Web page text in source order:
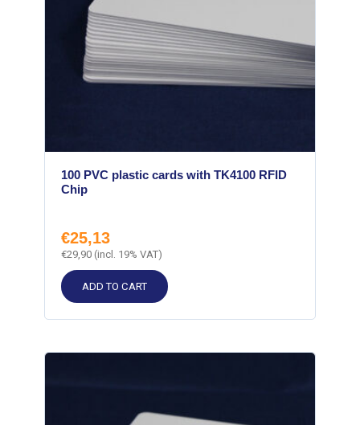
100 PVC plastic cards with TK4100 RFID
Chip
€25,13
€29,90 (incl. 19% VAT)
ADD TO CART